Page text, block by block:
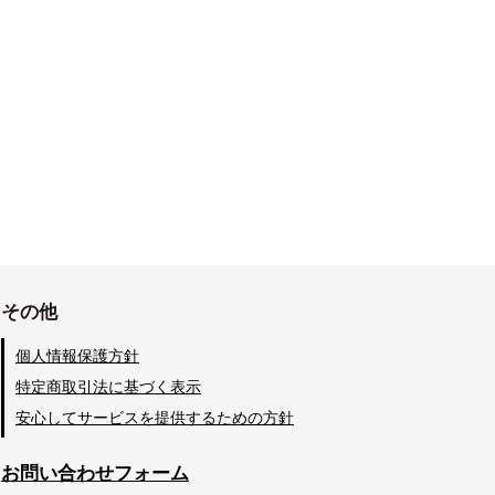
その他
個人情報保護方針
特定商取引法に基づく表示
安心してサービスを提供するための方針
お問い合わせフォーム